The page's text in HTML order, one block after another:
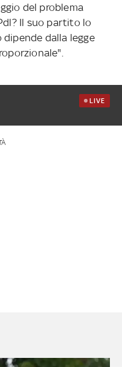
del problema
Il suo partito lo
dipende dalla legge
LIVE